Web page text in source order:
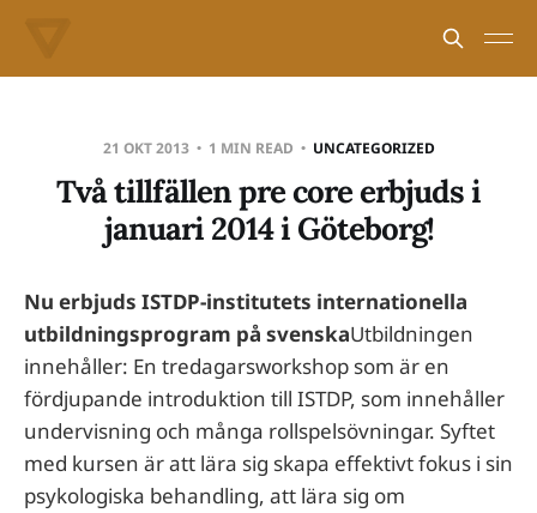
21 OKT 2013 1 MIN READ UNCATEGORIZED
Två tillfällen pre core erbjuds i
januari 2014 i Göteborg!
Nu erbjuds ISTDP-institutets internationella
utbildningsprogram på svenskaUtbildningen
innehåller: En tredagarsworkshop som är en
fördjupande introduktion till ISTDP, som innehåller
undervisning och många rollspelsövningar. Syftet
med kursen är att lära sig skapa effektivt fokus i sin
psykologiska behandling, att lära sig om